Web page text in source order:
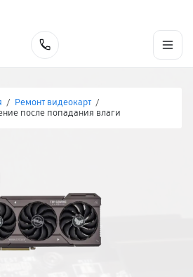
/ Ремонт видеокарт /
после попадания влаги